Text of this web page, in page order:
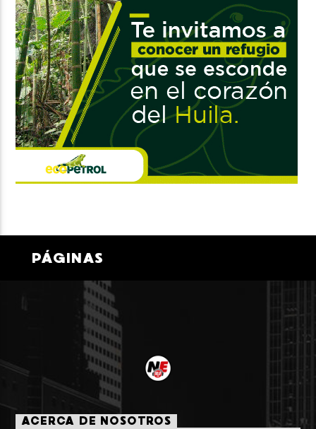
PÁGINAS
ACERCA DE NOSOTROS